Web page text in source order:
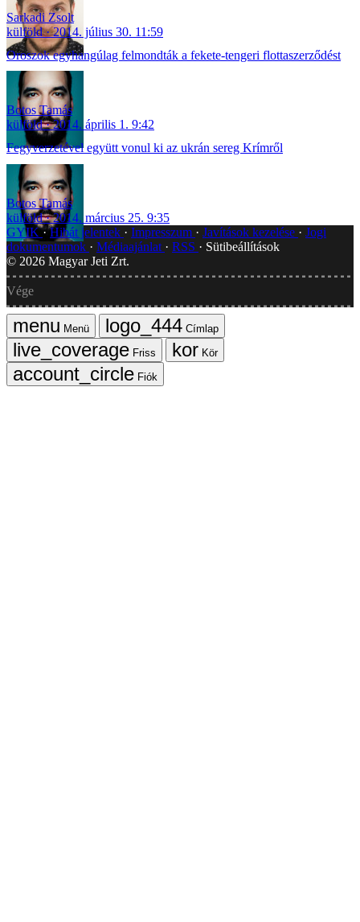
Sarkadi Zsolt
külföld
2014. július 30. 11:59
Oroszok egyhangúlag felmondták a fekete-tengeri flottaszerződést
Botos Tamás
külföld
2014. április 1. 9:42
Fegyverzetével együtt vonul ki az ukrán sereg Krímről
Botos Tamás
külföld
2014. március 25. 9:35
GYIK Hibát jelentek Impresszum Javítások kezelése
Jogi
dokumentumok
Médiaajánlat RSS
Sütibeállítások
© 2026 Magyar Jeti Zrt.
Vége
Menü
Címlap
Friss
Kör
Fiók